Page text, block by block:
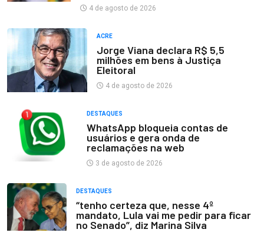
4 de agosto de 2026
ACRE
Jorge Viana declara R$ 5,5
milhões em bens à Justiça
Eleitoral
4 de agosto de 2026
DESTAQUES
WhatsApp bloqueia contas de
usuários e gera onda de
reclamações na web
3 de agosto de 2026
DESTAQUES
“tenho certeza que, nesse 4º
mandato, Lula vai me pedir para ficar
no Senado”, diz Marina Silva